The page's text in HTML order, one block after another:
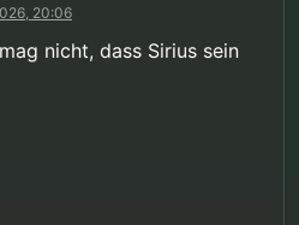
20:06
nicht, dass Sirius sein